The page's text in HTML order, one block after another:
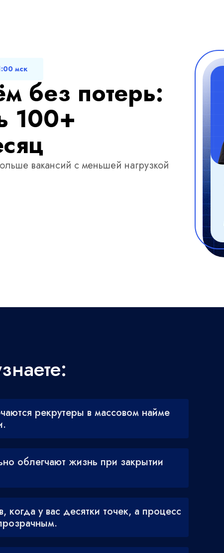
мск
без потерь:
100+
вакансий с меньшей нагрузкой
когда у вас десятки точек, а процесс
облегчают жизнь при закрытии
рекрутеры в массовом найме